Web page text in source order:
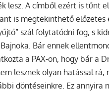
lesz. A címből ezért is tűnt
is megtekinthető előzetes
szál folytatódni fog, s
Bár ennek
a PAX-on, hogy bár a
lesznek olyan hatással rá,
döntéseinkre. Ez annyira